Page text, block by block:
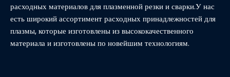
расходных материалов для плазменной резки и сварки.У нас
есть широкий ассортимент расходных принадлежностей для
плазмы, которые изготовлены из высококачественного
материала и изготовлены по новейшим технологиям.